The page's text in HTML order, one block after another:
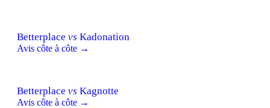
Betterplace vs Kadonation
Avis côte à côte →
Betterplace vs Kagnotte
Avis côte à côte →